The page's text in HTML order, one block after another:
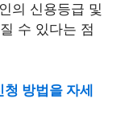
의 신용등급 및
수 있다는 점
청 방법을 자세